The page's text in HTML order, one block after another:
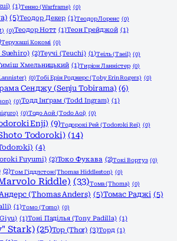
(1)Тенно (Warframe) (0)
(5)Теодор Декер (1)Теодор Лоренс (0)
(0)Теодор Нотт (1)Теон Грейджой (1)
Терухаші Кокомі (0)
Suehiro) (2)Теучі (Teuchi) (1)Теіль (Taeil) (0)
Хмельницький (1)Тиріон Ланністер (0)
(0)Тобі Ерін Роджерс (Toby Erin Rogers) (0)
Сенджу (Senju Tobirama) (6)
(0)Тодд Інґрам (Todd Ingram) (1)
(0)Тодо Аой (Todo Aoi) (0)
Enji) (9)Тодорокі Рей (Todoroki Rei) (0)
Todoroki) (14)
(4)
Fuyumi) (2)Токо Фукава (2)Токі Вортуз (0)
(2)Том Гіддлстон (Thomas Hiddleston) (0)
Riddle) (33)Тома (Thoma) (0)
(Thomas Anders) (5)Томас Раджі (5)
(1)Томо (Tomo) (0)
(1)Тоні Паділья (Tony Padilla) (1)
Stark) (25)Тор (Thor) (3)Торд (1)